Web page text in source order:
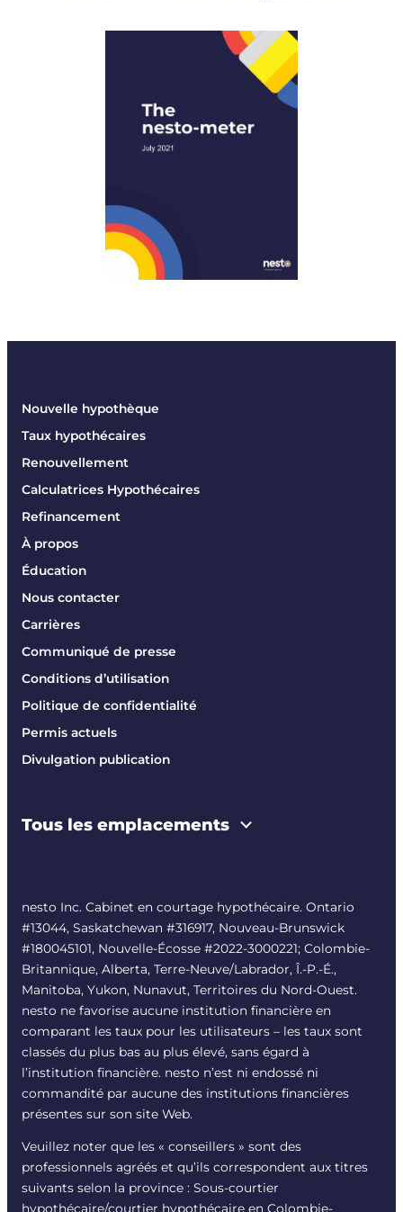
Nouvelle hypothèque
Taux hypothécaires
Renouvellement
Calculatrices Hypothécaires
Refinancement
À propos
Éducation
Nous contacter
Carrières
Communiqué de presse
Conditions d’utilisation
Politique de confidentialité
Permis actuels
Divulgation publication
Tous les emplacements
nesto Inc. Cabinet en courtage hypothécaire. Ontario
#13044, Saskatchewan #316917, Nouveau-Brunswick
#180045101, Nouvelle-Écosse #2022-3000221; Colombie-
Britannique, Alberta, Terre-Neuve/Labrador, Î.-P.-É.,
Manitoba, Yukon, Nunavut, Territoires du Nord-Ouest.
nesto ne favorise aucune institution financière en
comparant les taux pour les utilisateurs – les taux sont
classés du plus bas au plus élevé, sans égard à
l’institution financière. nesto n’est ni endossé ni
commandité par aucune des institutions financières
présentes sur son site Web.
Veuillez noter que les « conseillers » sont des
professionnels agréés et qu’ils correspondent aux titres
suivants selon la province : Sous-courtier
hypothécaire/courtier hypothécaire en Colombie-